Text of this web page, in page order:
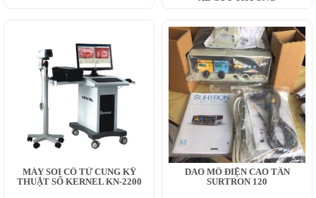
MÁY SOI CỔ TỬ CUNG KỸ
THUẬT SỐ KERNEL KN-2200
DAO MỔ ĐIỆN CAO TẦN
SURTRON 120